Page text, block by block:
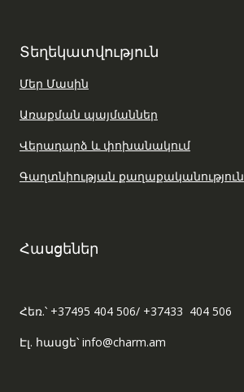
Տեղեկատվություն
Մեր Մասին
Առաքման պայմաններ
Վերադարձ և փոխանակում
Գաղտնիության քաղաքականություն
Հասցեներ
Հեռ.՝ +37495 404 506/ +37433 404 506
Էլ. հասցե՝ info@charm.am